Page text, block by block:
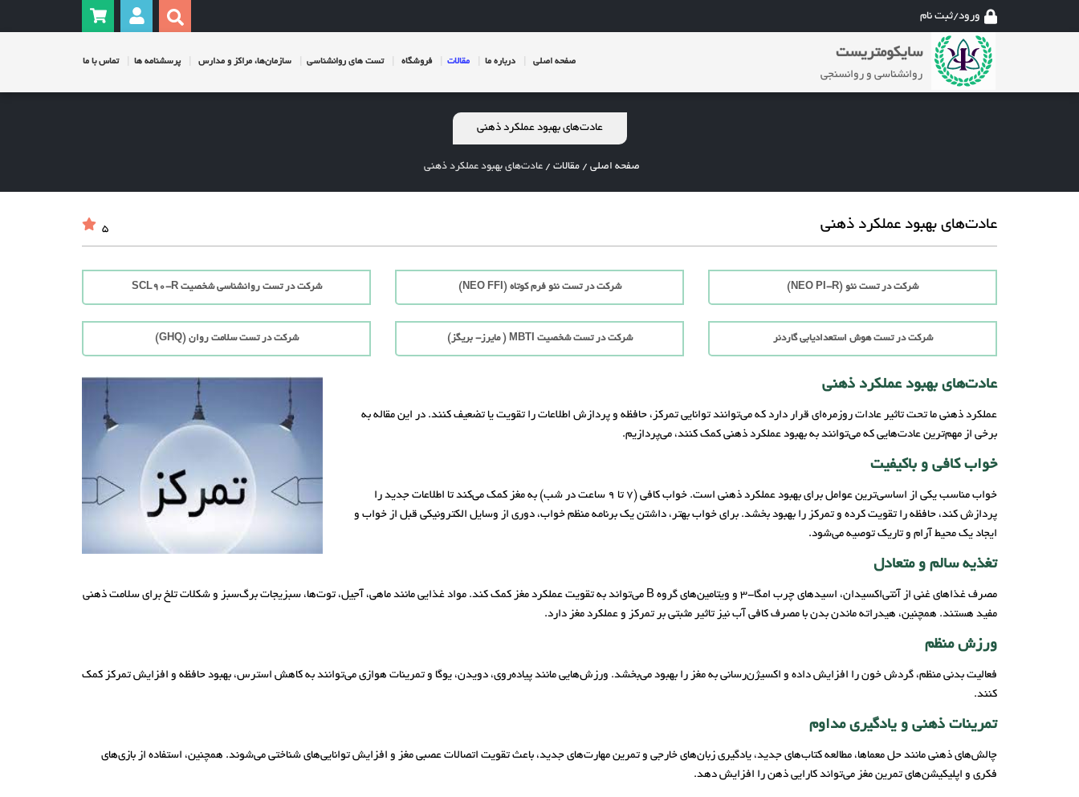
ورود/ثبت نام
سایکومتریست
روانشناسی و روانسنجی
صفحه اصلی درباره ما مقالات فروشگاه تست های روانشناسی سازمان‌ها، مراکز و مدارس پرسشنامه ها تماس با ما
عادت‌های بهبود عملکرد ذهنی
صفحه اصلی /مقالات /عادت‌های بهبود عملکرد ذهنی
عادت‌های بهبود عملکرد ذهنی 5
شرکت در تست نئو (NEO PI-R) شرکت در تست نئو فرم کوتاه (NEO FFI) شرکت در تست روانشناسی شخصیت SCL90-R
شرکت در تست هوش استعدادیابی گاردنر شرکت در تست شخصیت MBTI ( مایرز- بریگز) شرکت در تست سلامت روان (GHQ)
عادت‌های بهبود عملکرد ذهنی
عملکرد ذهنی ما تحت تاثیر عادات روزمره‌ای قرار دارد که می‌توانند توانایی تمرکز، حافظه و پردازش اطلاعات را تقویت یا تضعیف کنند. در این مقاله به
برخی از مهم‌ترین عادت‌هایی که می‌توانند به بهبود عملکرد ذهنی کمک کنند، می‌پردازیم.
خواب کافی و باکیفیت
خواب مناسب یکی از اساسی‌ترین عوامل برای بهبود عملکرد ذهنی است. خواب کافی (7 تا 9 ساعت در شب) به مغز کمک می‌کند تا اطلاعات جدید را
پردازش کند، حافظه را تقویت کرده و تمرکز را بهبود بخشد. برای خواب بهتر، داشتن یک برنامه منظم خواب، دوری از وسایل الکترونیکی قبل از خواب و
ایجاد یک محیط آرام و تاریک توصیه می‌شود.
تغذیه سالم و متعادل
مصرف غذاهای غنی از آنتی‌اکسیدان، اسیدهای چرب امگا-3 و ویتامین‌های گروه B می‌تواند به تقویت عملکرد مغز کمک کند. مواد غذایی مانند ماهی، آجیل، توت‌ها، سبزیجات برگ‌سبز و شکلات تلخ برای سلامت ذهنی
مفید هستند. همچنین، هیدراته ماندن بدن با مصرف کافی آب نیز تاثیر مثبتی بر تمرکز و عملکرد مغز دارد.
ورزش منظم
فعالیت بدنی منظم، گردش خون را افزایش داده و اکسیژن‌رسانی به مغز را بهبود می‌بخشد. ورزش‌هایی مانند پیاده‌روی، دویدن، یوگا و تمرینات هوازی می‌توانند به کاهش استرس، بهبود حافظه و افزایش تمرکز کمک
کنند.
تمرینات ذهنی و یادگیری مداوم
چالش‌های ذهنی مانند حل معماها، مطالعه کتاب‌های جدید، یادگیری زبان‌های خارجی و تمرین مهارت‌های جدید، باعث تقویت اتصالات عصبی مغز و افزایش توانایی‌های شناختی می‌شوند. همچنین، استفاده از بازی‌های
فکری و اپلیکیشن‌های تمرین مغز می‌تواند کارایی ذهن را افزایش دهد.